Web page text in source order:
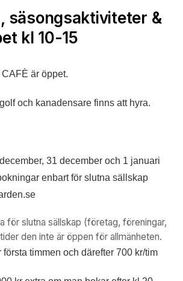
säsongsaktiviteter &
kl 10-15
är öppet.
och kanadensare finns att hyra.
31 december och 1 januari
enbart för slutna sällskap
för slutna sällskap (företag, föreningar,
den inte är öppen för allmänheten.
första timmen och därefter 700 kr/tim